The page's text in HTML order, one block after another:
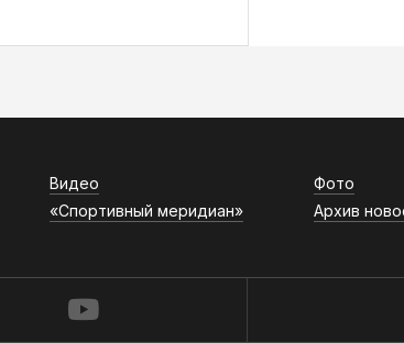
Видео
Фото
«Спортивный меридиан» Архив